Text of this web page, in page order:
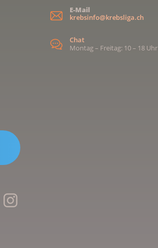
E-Mail
krebsinfo@krebsliga.ch
Chat
Montag – Freitag: 10 – 18 Uhr